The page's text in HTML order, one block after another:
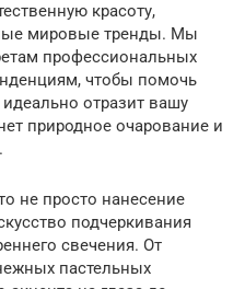
красоту,
мировые тренды. Мы
профессиональных
чтобы помочь
отразит вашу
природное очарование и
не просто нанесение
подчеркивания
свечения. От
пастельных